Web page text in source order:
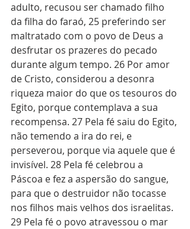
adulto, recusou ser chamado filho
da filha do faraó, 25 preferindo ser
maltratado com o povo de Deus a
desfrutar os prazeres do pecado
durante algum tempo. 26 Por amor
de Cristo, considerou a desonra
riqueza maior do que os tesouros do
Egito, porque contemplava a sua
recompensa. 27 Pela fé saiu do Egito,
não temendo a ira do rei, e
perseverou, porque via aquele que é
invisível. 28 Pela fé celebrou a
Páscoa e fez a aspersão do sangue,
para que o destruidor não tocasse
nos filhos mais velhos dos israelitas.
29 Pela fé o povo atravessou o mar